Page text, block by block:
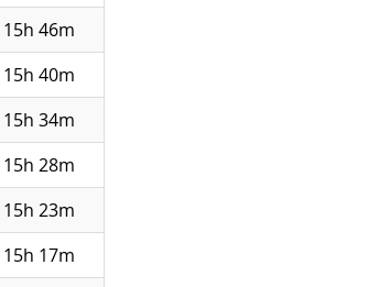
15h 46m
15h 40m
15h 34m
15h 28m
15h 23m
15h 17m